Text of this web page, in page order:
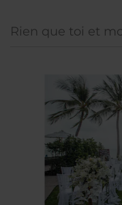
Rien que toi et